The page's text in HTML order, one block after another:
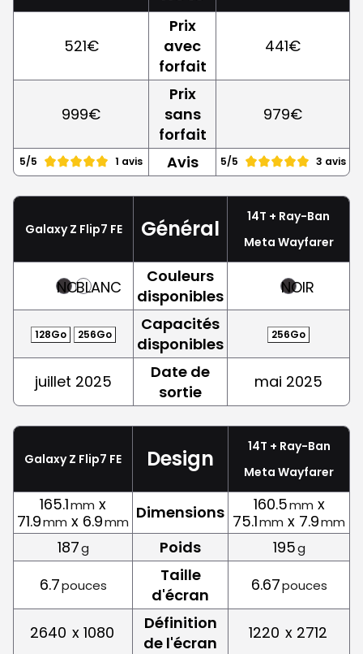
521€
Prix
avec
forfait
441€
999€
Prix
sans
forfait
979€
5/5 1 avis Avis 5/5 3 avis
Galaxy Z Flip7 FE Général
14T + Ray-Ban
Meta Wayfarer
NOIRBLANC
Couleurs
disponibles
NOIR
128Go 256Go
Capacités
disponibles
256Go
juillet 2025
Date de
sortie
mai 2025
Galaxy Z Flip7 FE Design
14T + Ray-Ban
Meta Wayfarer
165.1mm x
71.9mm x 6.9mm Dimensions 160.5mm x
75.1mm x 7.9mm
187g Poids 195g
6.7pouces
Taille
d'écran
6.67pouces
2640 x 1080
Définition
de l'écran
1220 x 2712